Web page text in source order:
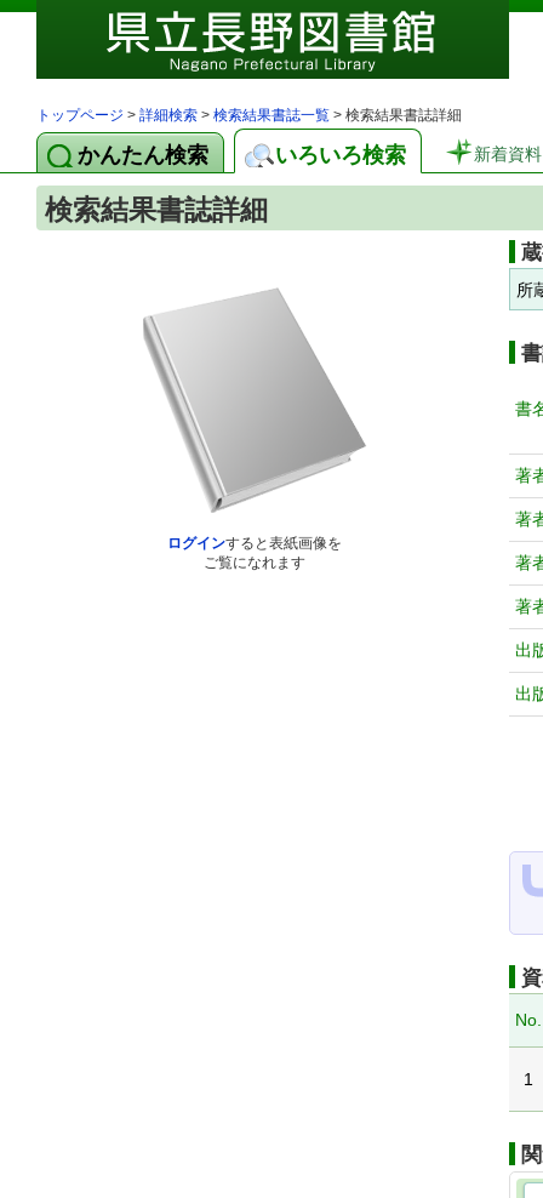
トップページ > 詳細検索 > 検索結果書誌一覧 > 検索結果書誌詳細
かんたん検索 いろいろ検索 新着資料
検索結果書誌詳細
ログインすると表紙画像を
ご覧になれます
所
書
著
著
著
著
出
出
No.
1